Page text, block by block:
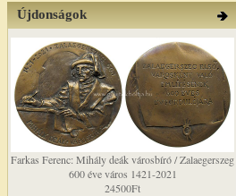
Újdonságok
Farkas Ferenc: Mihály deák városbíró / Zalaegerszeg
600 éve város 1421-2021
24500Ft